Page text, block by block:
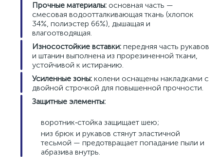
Прочные материалы: основная часть —
смесовая водоотталкивающая ткань (хлопок
34%, полиэстер 66%), дышащая и
влагоотводящая.
Износостойкие вставки: передняя часть рукавов
и штанин выполнена из прорезиненной ткани,
устойчивой к истиранию.
Усиленные зоны: колени оснащены накладками с
двойной строчкой для повышенной прочности.
Защитные элементы:
воротник‑стойка защищает шею;
низ брюк и рукавов стянут эластичной
тесьмой — предотвращает попадание пыли и
абразива внутрь.